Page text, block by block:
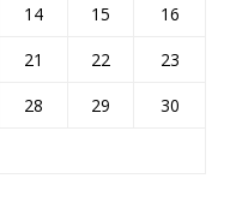
14 15
16
21 22
23
28 29
30